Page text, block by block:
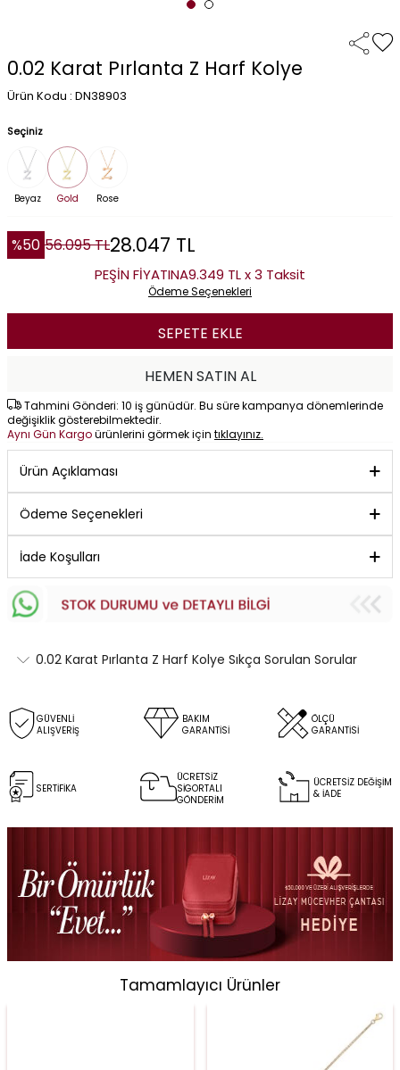
0.02 Karat Pırlanta Z Harf Kolye
Ürün Kodu : DN38903
Seçiniz
Beyaz Gold Rose
%50 56.095TL28.047 TL
PEŞİN FİYATINA9.349 TL x 3 Taksit
Ödeme Seçenekleri
SEPETE EKLE
HEMEN SATIN AL
Tahmini Gönderi: 10 iş günüdür. Bu süre kampanya dönemlerinde
değişiklik gösterebilmektedir.
Aynı Gün Kargoürünlerini görmek için tıklayınız.
Ürün Açıklaması
Ödeme Seçenekleri
İade Koşulları
0.02 Karat Pırlanta Z Harf Kolye Sıkça Sorulan Sorular
GÜVENLİ
ALIŞVERİŞ
BAKIM
GARANTİSİ
ÖLÇÜ
GARANTİSİ
SERTİFİKA
ÜCRETSİZ
SİGORTALI
GÖNDERİM
ÜCRETSİZ DEĞİŞİM
& İADE
Tamamlayıcı Ürünler